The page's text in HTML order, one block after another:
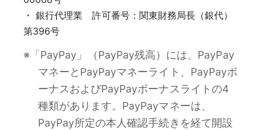
・ 銀行代理業 許可番号：関東財務局長（銀代）
第396号
※「PayPay」（PayPay残高）には、PayPay
マネーとPayPayマネーライト、PayPayボ
ーナスおよびPayPayボーナスライトの4
種類があります。PayPayマネーは、
PayPay所定の本人確認手続きを経て開設